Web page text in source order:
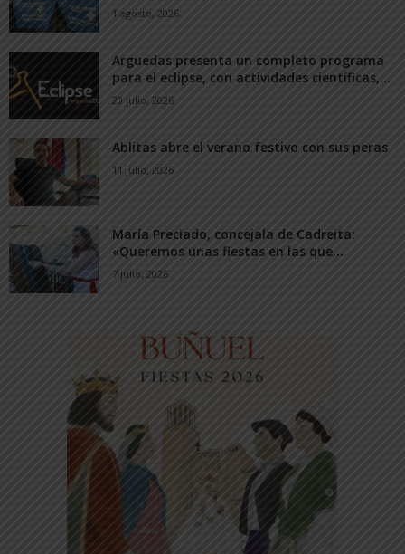
1 agosto, 2026
Arguedas presenta un completo programa
para el eclipse, con actividades científicas,...
20 julio, 2026
Ablitas abre el verano festivo con sus peras
11 julio, 2026
María Preciado, concejala de Cadreita:
«Queremos unas fiestas en las que...
7 julio, 2026